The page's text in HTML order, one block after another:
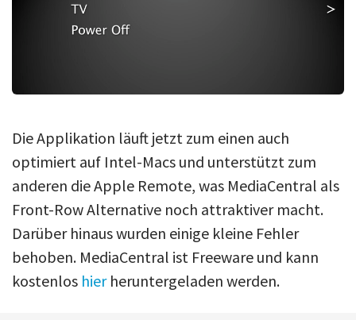
Die Applikation läuft jetzt zum einen auch
optimiert auf Intel-Macs und unterstützt zum
anderen die Apple Remote, was MediaCentral als
Front-Row Alternative noch attraktiver macht.
Darüber hinaus wurden einige kleine Fehler
behoben. MediaCentral ist Freeware und kann
kostenlos hierheruntergeladen werden.